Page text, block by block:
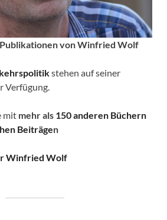
Publikationen von Winfried Wolf
stehen auf seiner
Verfügung.
mit mehr als 150 anderen Büchern
Beiträgen
Winfried Wolf